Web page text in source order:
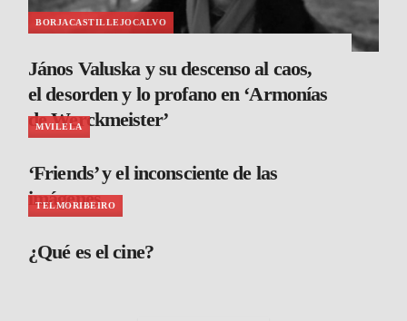
BORJACASTILLEJOCALVO
János Valuska y su descenso al caos,
el desorden y lo profano en ‘Armonías
de Werckmeister’
MVILELA
‘Friends’ y el inconsciente de las
imágenes
TELMORIBEIRO
¿Qué es el cine?